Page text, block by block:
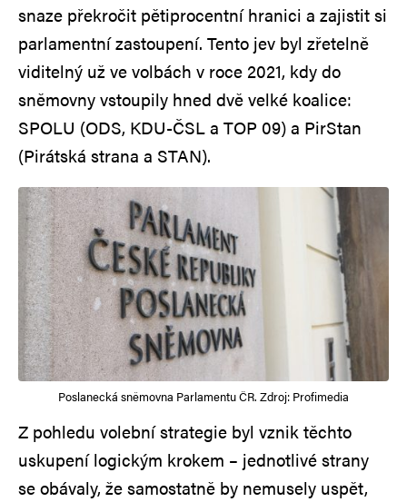
snaze překročit pětiprocentní hranici a zajistit si
parlamentní zastoupení. Tento jev byl zřetelně
viditelný už ve volbách v roce 2021, kdy do
sněmovny vstoupily hned dvě velké koalice:
SPOLU (ODS, KDU-ČSL a TOP 09) a PirStan
(Pirátská strana a STAN).
Poslanecká sněmovna Parlamentu ČR. Zdroj: Profimedia
Z pohledu volební strategie byl vznik těchto
uskupení logickým krokem – jednotlivé strany
se obávaly, že samostatně by nemusely uspět,